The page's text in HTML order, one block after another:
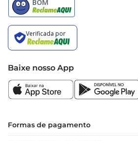
Baixe nosso App
Formas de pagamento